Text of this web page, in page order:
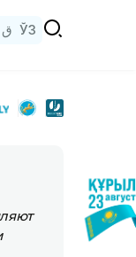
ق ЎЗ